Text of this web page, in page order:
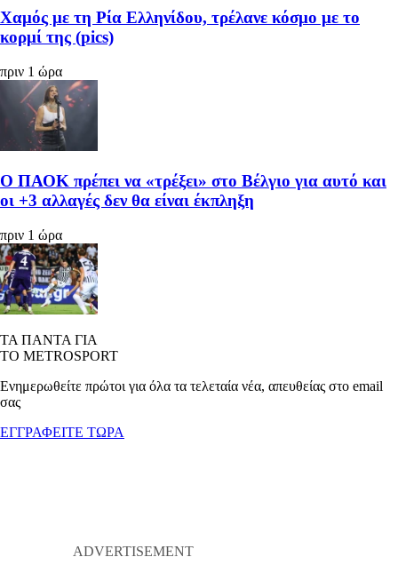
Χαμός με τη Ρία Ελληνίδου, τρέλανε κόσμο με το
κορμί της (pics)
πριν 1 ώρα
Ο ΠΑΟΚ πρέπει να «τρέξει» στο Βέλγιο για αυτό και
οι +3 αλλαγές δεν θα είναι έκπληξη
πριν 1 ώρα
ΤΑ ΠΑΝΤΑ ΓΙΑ
ΤΟ METROSPORT
Ενημερωθείτε πρώτοι για όλα τα τελεταία νέα, απευθείας στο email
σας
ΕΓΓΡΑΦΕΙΤΕ ΤΩΡΑ